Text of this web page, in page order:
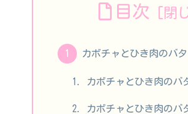
目次
カボチャとひき肉のバ
カボチャとひき肉のバ
カボチャとひき肉のバ